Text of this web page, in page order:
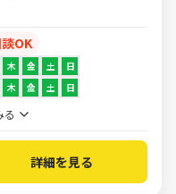
OK
木 金 土 日
木 金 土 日
る
詳細を見る